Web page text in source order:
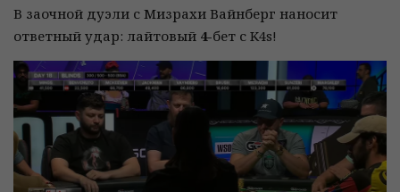
В заочной дуэли с Мизрахи Вайнберг наносит
ответный удар: лайтовый 4-бет с K4s!